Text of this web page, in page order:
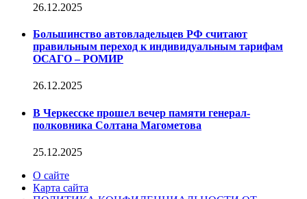
26.12.2025
Большинство автовладельцев РФ считают
правильным переход к индивидуальным тарифам
ОСАГО – РОМИР
26.12.2025
В Черкесске прошел вечер памяти генерал-
полковника Солтана Магометова
25.12.2025
О сайте
Карта сайта